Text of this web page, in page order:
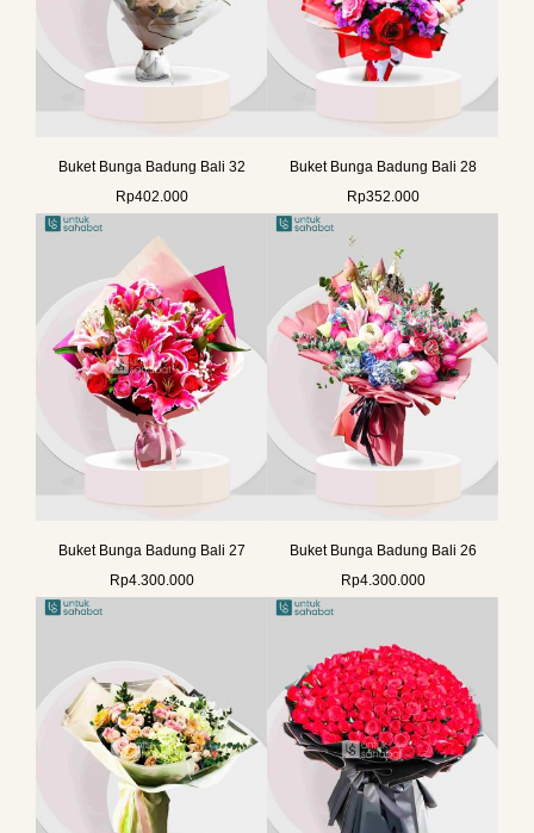
Buket Bunga Badung Bali 32
Rp402.000
Buket Bunga Badung Bali 28
Rp352.000
Buket Bunga Badung Bali 27
Rp4.300.000
Buket Bunga Badung Bali 26
Rp4.300.000